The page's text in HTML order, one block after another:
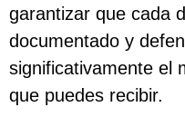
garantizar que cada
documentado y
significativamente el
que puedes recibir.